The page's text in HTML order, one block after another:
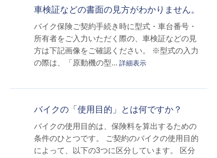
車検証などの書面の見方がわかりません。
バイク保険ご契約手続き時に型式・車台番号・
所有者をご入力いただく際の、車検証などの見
方は下記画像をご確認ください。 ※型式の入力
の際は、「原動機の型... 詳細表示
バイクの「使用目的」とは何ですか？
バイクの使用目的は、保険料を算出するための
条件のひとつです。 ご契約のバイクの使用目的
によって、以下の3つに区分しています。 区分